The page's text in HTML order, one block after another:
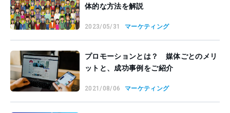
体的な方法を解説
2023/05/31 マーケティング
プロモーションとは？ 媒体ごとのメリ
ットと、成功事例をご紹介
2021/08/06 マーケティング